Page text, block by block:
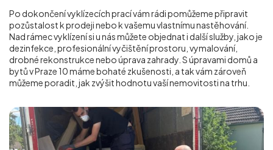
Po dokončení vyklízecích prací vám rádi pomůžeme připravit
pozůstalost k prodeji nebo k vašemu vlastnímu nastěhování.
Nad rámec vyklízení si u nás můžete objednat i další služby, jako je
dezinfekce, profesionální vyčištění prostoru, vymalování,
drobné rekonstrukce nebo úprava zahrady. S úpravami domů a
bytů v Praze 10máme bohaté zkušenosti, a tak vám zároveň
můžeme poradit, jak zvýšit hodnotu vaší nemovitosti na trhu.